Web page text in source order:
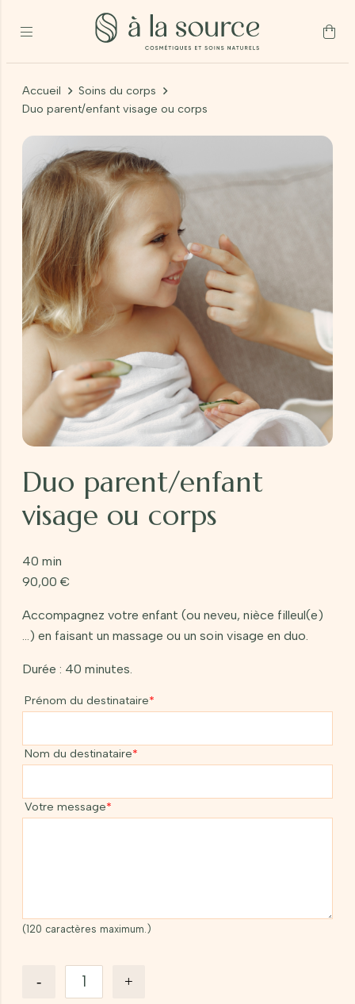
Accueil
Soins du corps
Duo parent/enfant visage ou corps
Duo parent/enfant
visage ou corps
40 min
90,00 €
Accompagnez votre enfant (ou neveu, nièce filleul(e)
…) en faisant un massage ou un soin visage en duo.
Durée : 40 minutes.
Prénom du destinataire*
Nom du destinataire*
Votre message*
(120 caractères maximum.)
-
quantité
Duo
+